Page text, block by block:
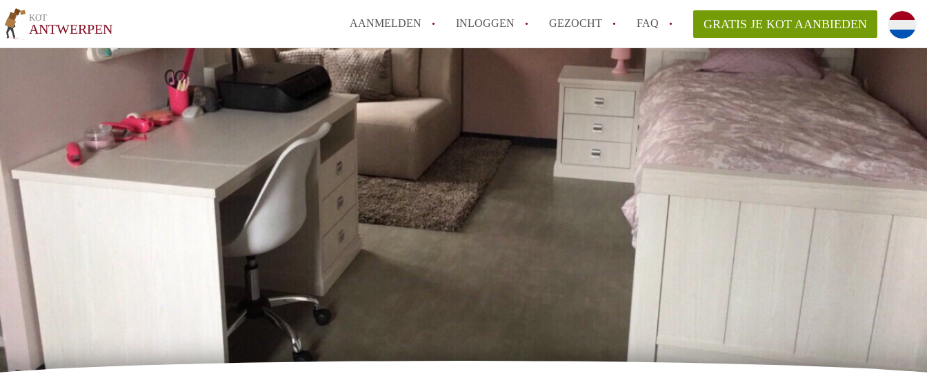
KOT
ANTWERPEN AANMELDEN INLOGGEN GEZOCHT FAQ
Zijn kosten zoals water, gas en internet inbegrepen in de huurprijs van een
Wat is het Vlaams Kotlabel en waarom is het belangrijk?
Wat is het verschil tussen een kot, studio en appartement?
Hoeveel kost een studentenkot in Antwerpen gemiddeld?
Wanneer moet ik beginnen zoeken naar een kot in Antwerpen?
GRATIS JE KOT AANBIEDEN